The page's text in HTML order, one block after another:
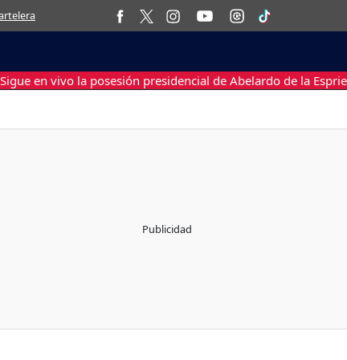
Sigue en vivo la posesión presidencial de Abelardo de la